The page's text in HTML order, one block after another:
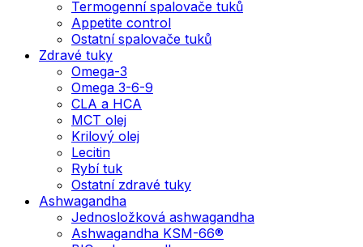
Termogenní spalovače tuků
Appetite control
Ostatní spalovače tuků
Zdravé tuky
Omega-3
Omega 3-6-9
CLA a HCA
MCT olej
Krilový olej
Lecitin
Rybí tuk
Ostatní zdravé tuky
Ashwagandha
Jednosložková ashwagandha
Ashwagandha KSM-66®